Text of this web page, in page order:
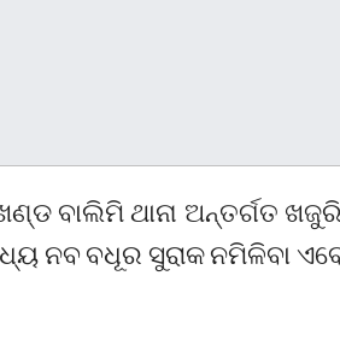
ବାଲିମି ଥାନା ଅନ୍ତର୍ଗତ
ନବ ବଧୂର ସୁରାକ ନମିଳିବା